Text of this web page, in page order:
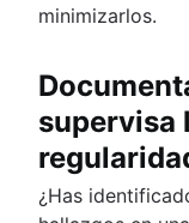
minimizarlos.
supervisa
¿Has